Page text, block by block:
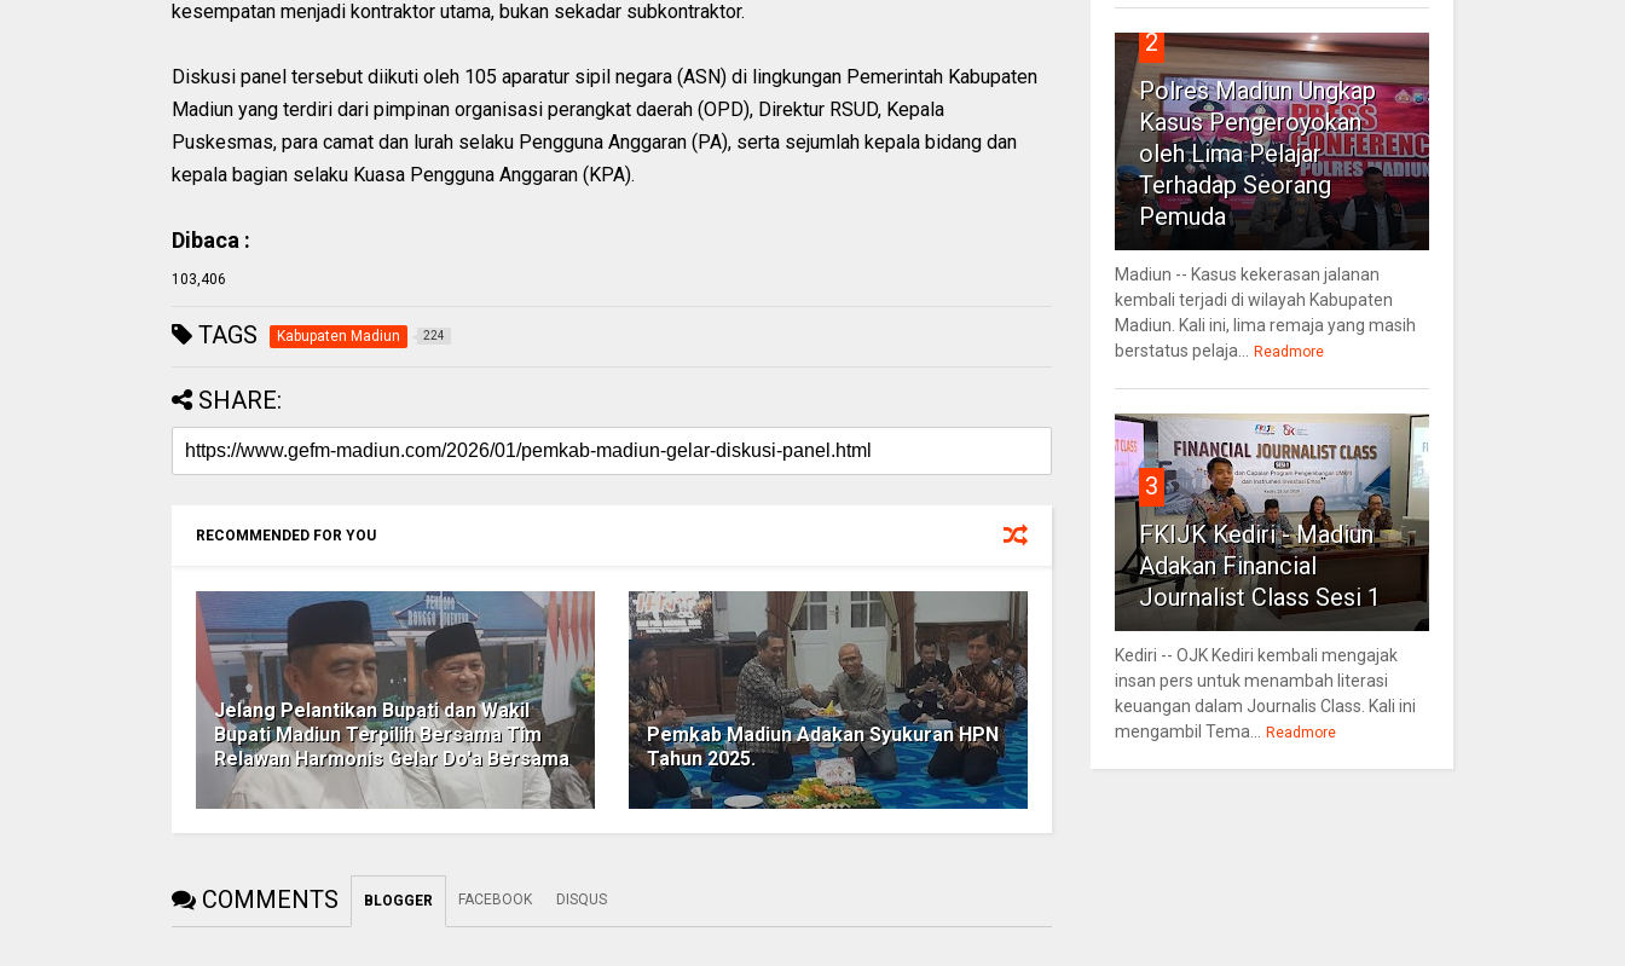
kesempatan menjadi kontraktor utama, bukan sekadar subkontraktor.
Diskusi panel tersebut diikuti oleh 105 aparatur sipil negara (ASN) di lingkungan Pemerintah Kabupaten
Madiun yang terdiri dari pimpinan organisasi perangkat daerah (OPD), Direktur RSUD, Kepala
Puskesmas, para camat dan lurah selaku Pengguna Anggaran (PA), serta sejumlah kepala bidang dan
kepala bagian selaku Kuasa Pengguna Anggaran (KPA).
Dibaca :
103,406
TAGS Kabupaten Madiun 224
SHARE:
RECOMMENDED FOR YOU
Jelang Pelantikan Bupati dan Wakil
Bupati Madiun Terpilih Bersama Tim
Relawan Harmonis Gelar Do'a Bersama
Pemkab Madiun Adakan Syukuran HPN
Tahun 2025.
COMMENTS BLOGGER FACEBOOK DISQUS
2
Polres Madiun Ungkap
Kasus Pengeroyokan
oleh Lima Pelajar
Terhadap Seorang
Pemuda
Madiun -- Kasus kekerasan jalanan
kembali terjadi di wilayah Kabupaten
Madiun. Kali ini, lima remaja yang masih
berstatus pelaja...
Readmore
3
FKIJK Kediri - Madiun
Adakan Financial
Journalist Class Sesi 1
Kediri -- OJK Kediri kembali mengajak
insan pers untuk menambah literasi
keuangan dalam Journalis Class. Kali ini
mengambil Tema...
Readmore